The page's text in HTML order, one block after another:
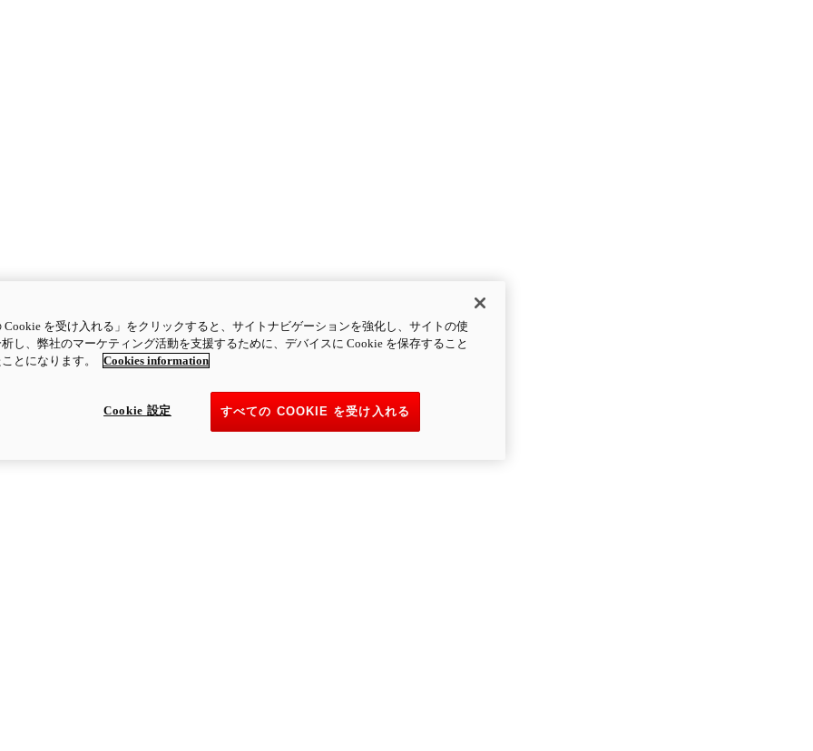
Cookie を受け入れる」をクリックすると、サイトナビゲーションを強化し、サイトの使
し、弊社のマーケティング活動を支援するために、デバイスに Cookie を保存すること
とになります。
Cookies information
すべての COOKIE を受け入れる
Cookie 設定